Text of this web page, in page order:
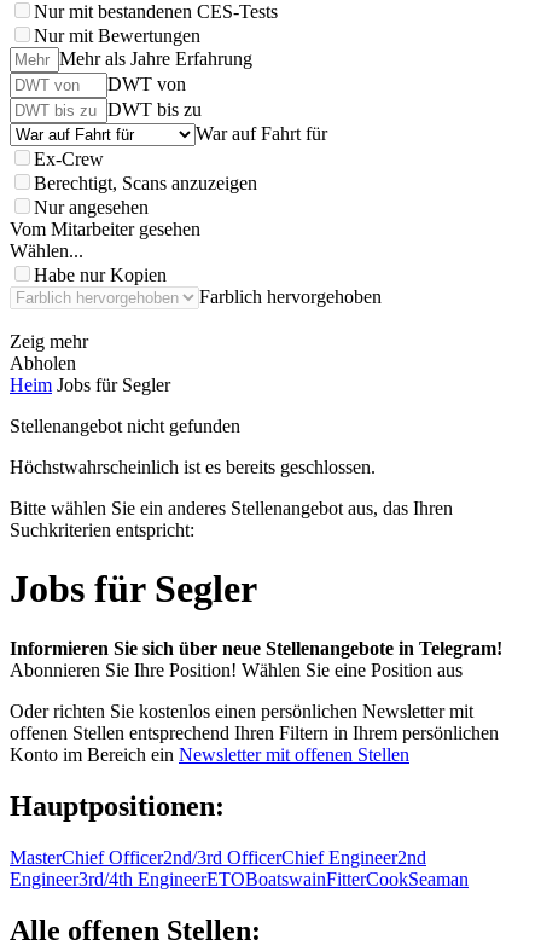
Nur mit bestandenen CES-Tests
Nur mit Bewertungen
Mehr als Jahre Erfahrung
DWT von
DWT bis zu
War auf Fahrt für
Ex-Crew
Berechtigt, Scans anzuzeigen
Nur angesehen
Vom Mitarbeiter gesehen
Wählen...
Habe nur Kopien
Farblich hervorgehoben
Zeig mehr
Abholen
Heim Jobs für Segler
Stellenangebot nicht gefunden
Höchstwahrscheinlich ist es bereits geschlossen.
Bitte wählen Sie ein anderes Stellenangebot aus, das Ihren
Suchkriterien entspricht:
Jobs für Segler
Informieren Sie sich über neue Stellenangebote in Telegram!
Abonnieren Sie Ihre Position! Wählen Sie eine Position aus
Oder richten Sie kostenlos einen persönlichen Newsletter mit
offenen Stellen entsprechend Ihren Filtern in Ihrem persönlichen
Konto im Bereich ein Newsletter mit offenen Stellen
Hauptpositionen:
MasterChief Officer2nd/3rd OfficerChief Engineer2nd
Engineer3rd/4th EngineerETOBoatswainFitterCookSeaman
Alle offenen Stellen: